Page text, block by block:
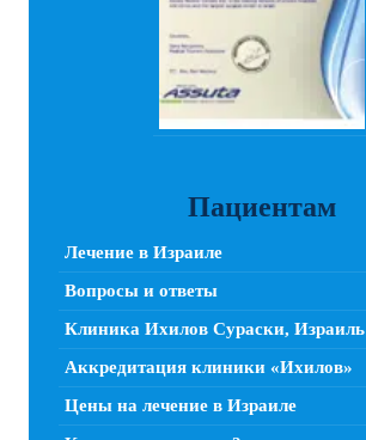
Пациентам
Лечение в Израиле
Вопросы и ответы
Клиника Ихилов Сураски, Израиль
Аккредитация клиники «Ихилов»
Цены на лечение в Израиле